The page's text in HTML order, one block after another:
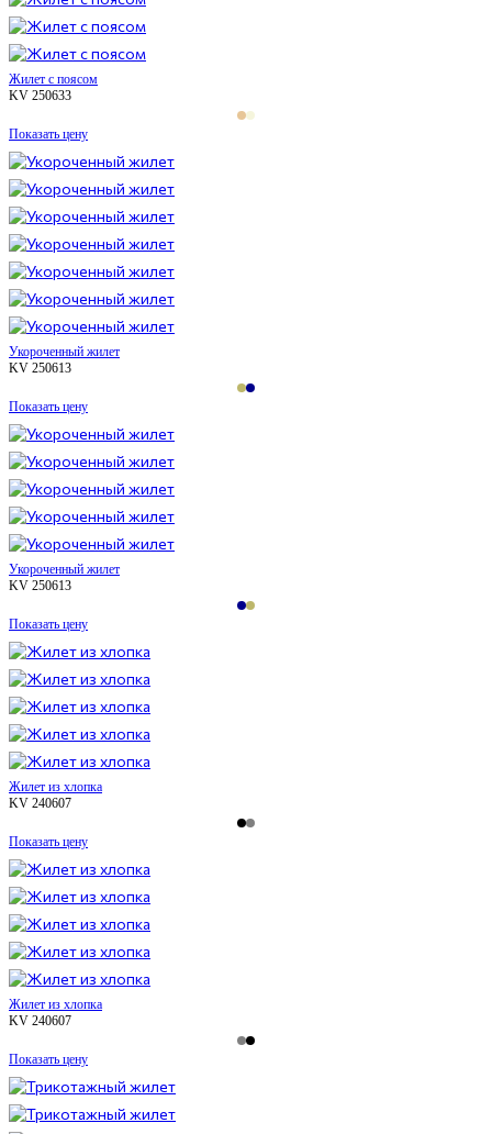
Жилет с поясом
KV 250633
Показать цену
Укороченный жилет
KV 250613
Показать цену
Укороченный жилет
KV 250613
Показать цену
Жилет из хлопка
KV 240607
Показать цену
Жилет из хлопка
KV 240607
Показать цену